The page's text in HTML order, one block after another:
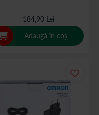
184,90 Lei
Adaugă în coș